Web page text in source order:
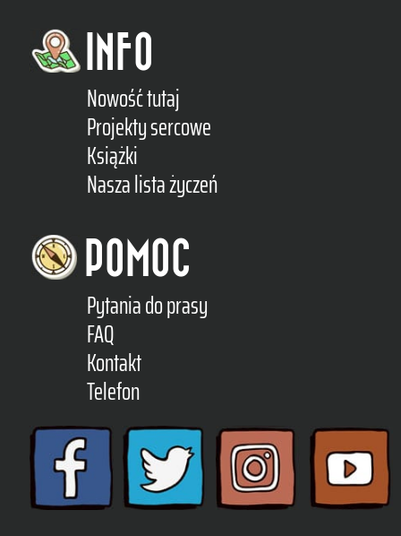
INFO
Nowość tutaj
Projekty sercowe
Książki
Nasza lista życzeń
POMOC
Pytania do prasy
FAQ
Kontakt
Telefon